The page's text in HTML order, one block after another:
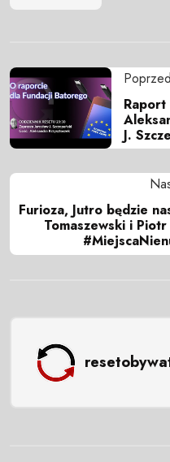
J.
Furioza, Jutro będzie
Tomaszewski i